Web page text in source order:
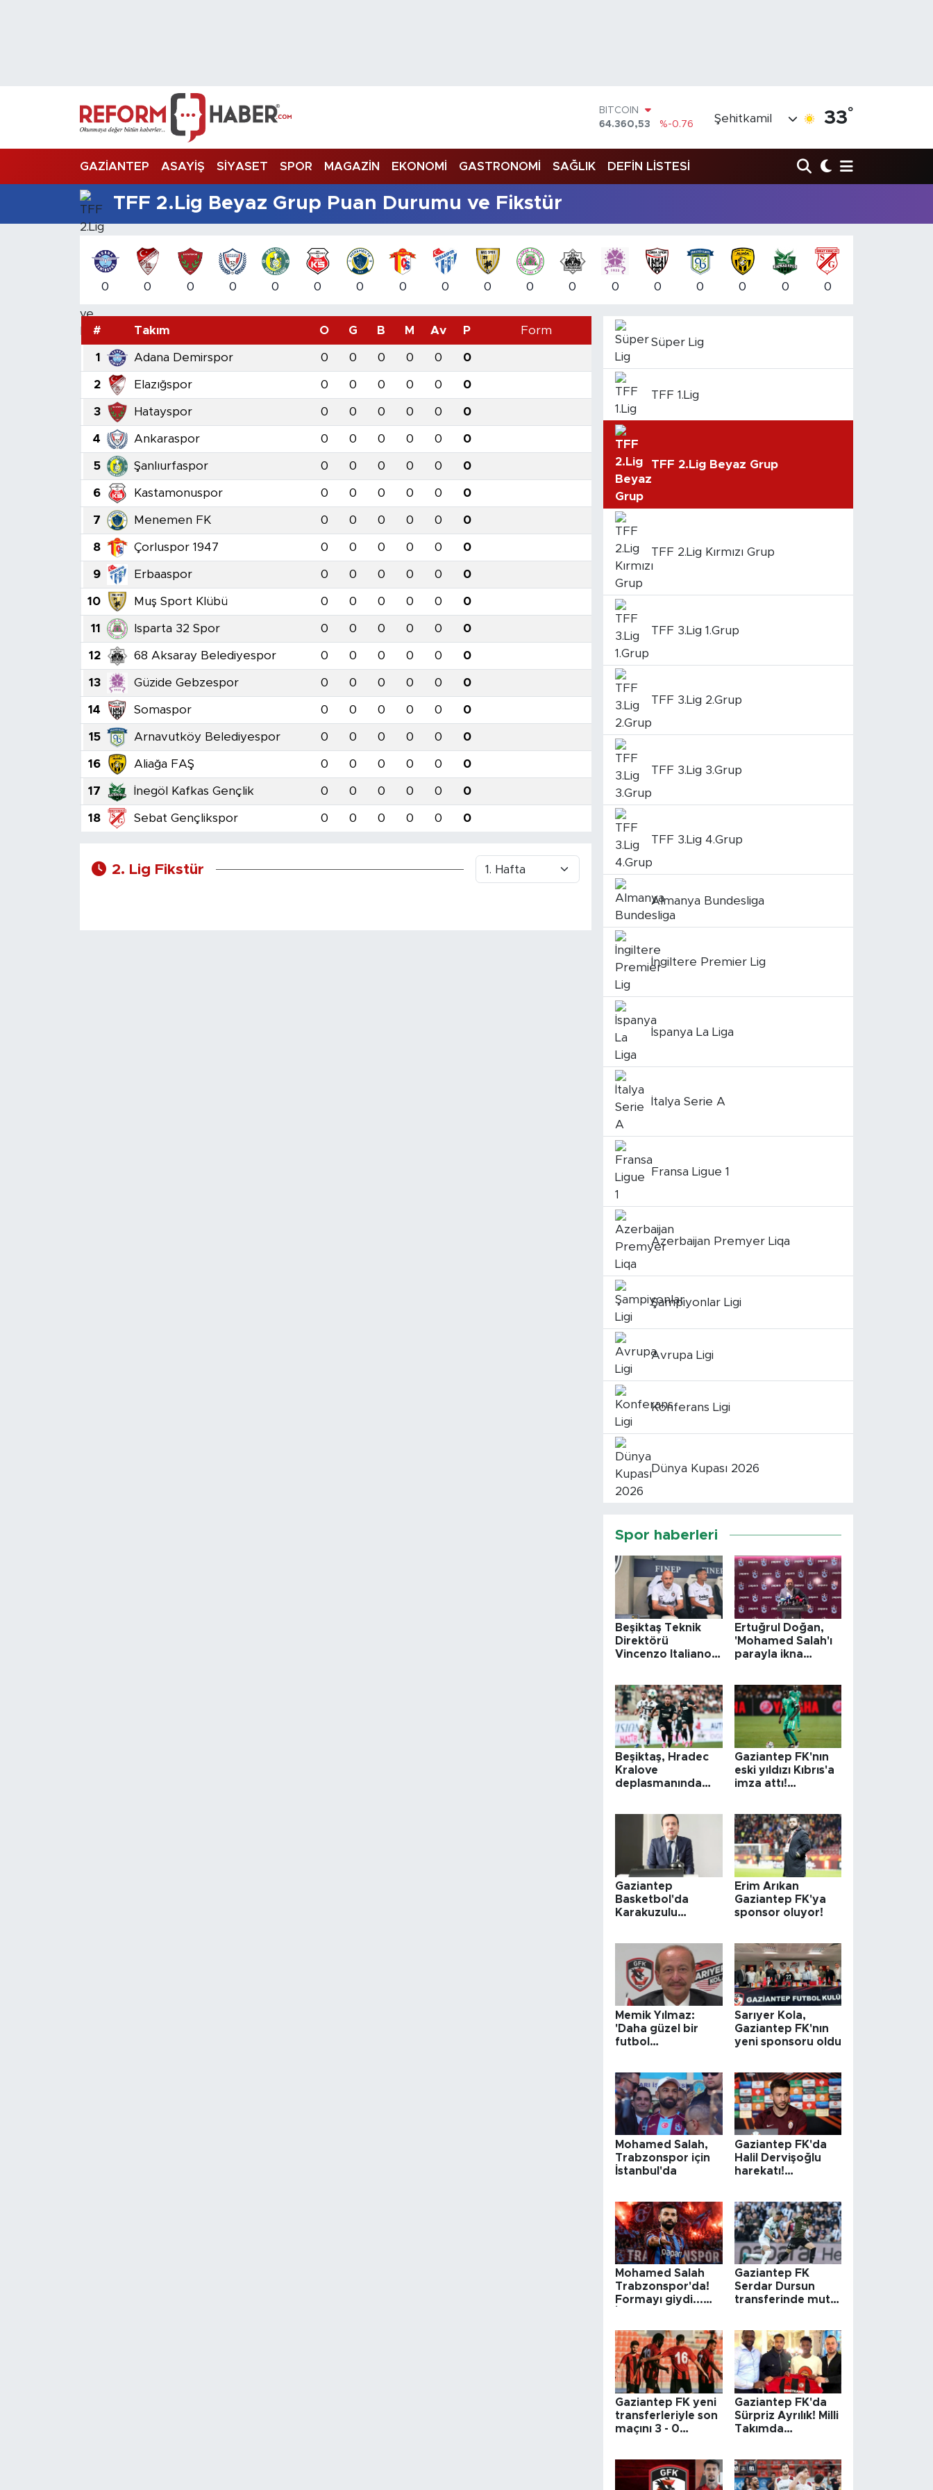
64.360,53
DOLAR
EURO
55,0317
%-0.02
Şehitkamil 33°
GAZİANTEP ASAYİŞ SİYASET SPOR MAGAZİN EKONOMİ GASTRONOMİ SAĞLIK DEFİN LİSTESİ
TFF 2.Lig Beyaz Grup Puan Durumu ve Fikstür
0 0 0 0 0 0 0 0 0 0 0 0 0 0 0 0 0 0
# Takım O G B M Av P Form
1 Adana Demirspor 0 0 0 0 0 0
2 Elazığspor 0 0 0 0 0 0
3 Hatayspor 0 0 0 0 0 0
4 Ankaraspor 0 0 0 0 0 0
5 Şanlıurfaspor 0 0 0 0 0 0
6 Kastamonuspor 0 0 0 0 0 0
7 Menemen FK 0 0 0 0 0 0
8 Çorluspor 1947 0 0 0 0 0 0
9 Erbaaspor 0 0 0 0 0 0
10 Muş Sport Klübü 0 0 0 0 0 0
11 Isparta 32 Spor 0 0 0 0 0 0
12 68 Aksaray Belediyespor 0 0 0 0 0 0
13 Güzide Gebzespor 0 0 0 0 0 0
14 Somaspor 0 0 0 0 0 0
15 Arnavutköy Belediyespor 0 0 0 0 0 0
16 Aliağa FAŞ 0 0 0 0 0 0
17 İnegöl Kafkas Gençlik 0 0 0 0 0 0
18 Sebat Gençlikspor 0 0 0 0 0 0
2. Lig Fikstür
Süper Lig
TFF 1.Lig
TFF 2.Lig Beyaz Grup
TFF 2.Lig Kırmızı Grup
TFF 3.Lig 1.Grup
TFF 3.Lig 2.Grup
TFF 3.Lig 3.Grup
TFF 3.Lig 4.Grup
Almanya Bundesliga
İngiltere Premier Lig
İspanya La Liga
İtalya Serie A
Fransa Ligue 1
Azerbaijan Premyer Liqa
Şampiyonlar Ligi
Avrupa Ligi
Konferans Ligi
Dünya Kupası 2026
Spor haberleri
Beşiktaş Teknik
Direktörü
Vincenzo Italiano:
Ertuğrul Doğan,
'Mohamed Salah'ı
parayla ikna
Beşiktaş, Hradec
Kralove
deplasmanında
Gaziantep FK'nın
eski yıldızı Kıbrıs'a
imza attı!
oynamıştı...
Gaziantep
Basketbol'da
Karakuzulu
Erim Arıkan
Gaziantep FK'ya
sponsor oluyor!
Memik Yılmaz:
'Daha güzel bir
futbol
ediyoruz'
Sarıyer Kola,
Gaziantep FK'nın
yeni sponsoru oldu
Mohamed Salah,
Trabzonspor için
İstanbul'da
Gaziantep FK'da
Halil Dervişoğlu
harekatı!
Mohamed Salah
Trabzonspor'da!
Formayı giydi...
Gaziantep FK
Serdar Dursun
transferinde mutlu
Gaziantep FK yeni
transferleriyle son
maçını 3 - 0
Gaziantep FK'da
Sürpriz Ayrılık! Milli
Takımda
Trafik Durumu
Süper Lig Puan Durumu ve Fikstür
Tüm Manşetler
Son Dakika Haberleri
Haber Arşivi